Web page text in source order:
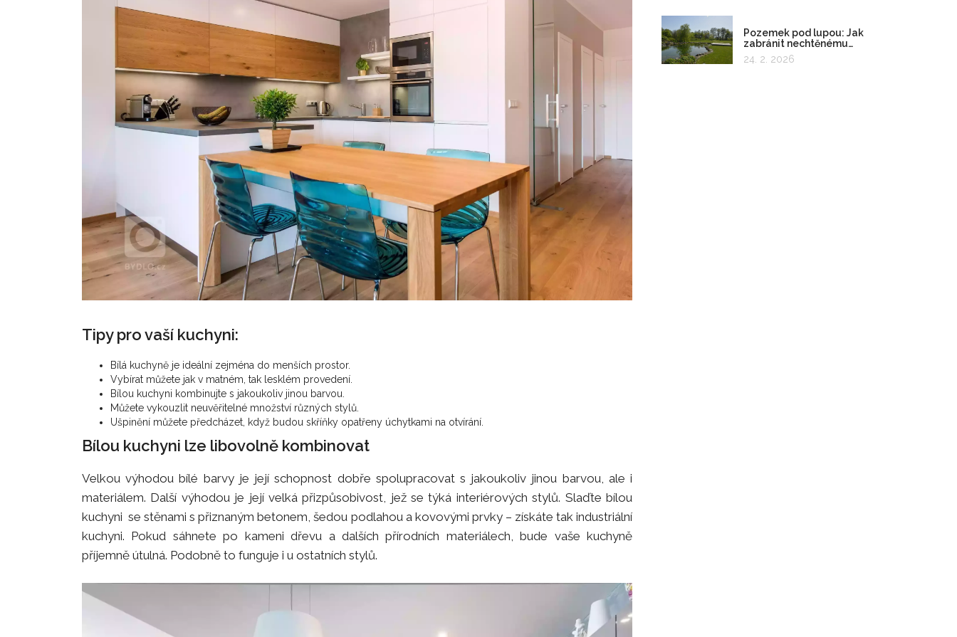
Tipy pro vaší kuchyni:
Bílá kuchyně je ideální zejména do menších prostor.
Vybírat můžete jak v matném, tak lesklém provedení.
Bílou kuchyni kombinujte s jakoukoliv jinou barvou.
Můžete vykouzlit neuvěřitelné množství různých stylů.
Ušpinění můžete předcházet, když budou skříňky opatřeny úchytkami na otvírání.
Bílou kuchyni lze libovolně kombinovat
Velkou výhodou bílé barvy je její schopnost dobře spolupracovat s jakoukoliv jinou barvou, ale i
materiálem. Další výhodou je její velká přizpůsobivost, jež se týká interiérových stylů. Slaďte bílou
kuchyni se stěnami s přiznaným betonem, šedou podlahou a kovovými prvky – získáte tak industriální
kuchyni. Pokud sáhnete po kameni dřevu a dalších přírodních materiálech, bude vaše kuchyně
příjemně útulná. Podobně to funguje i u ostatních stylů.
Pozemek pod lupou: Jak
zabránit nechtěnému
zadržování vody
24. 2. 2026